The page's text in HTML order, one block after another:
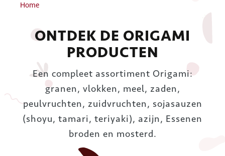
Home
ONTDEK DE ORIGAMI
PRODUCTEN
Een compleet assortiment Origami:
granen, vlokken, meel, zaden,
peulvruchten, zuidvruchten, sojasauzen
(shoyu, tamari, teriyaki), azijn, Essenen
broden en mosterd.